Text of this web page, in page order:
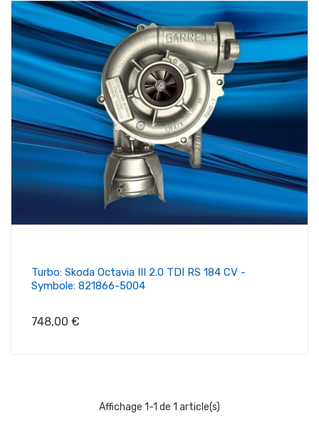
Turbo: Skoda Octavia III 2.0 TDI RS 184 CV -
Symbole: 821866-5004
Prix
748,00 €
Affichage 1-1 de 1 article(s)